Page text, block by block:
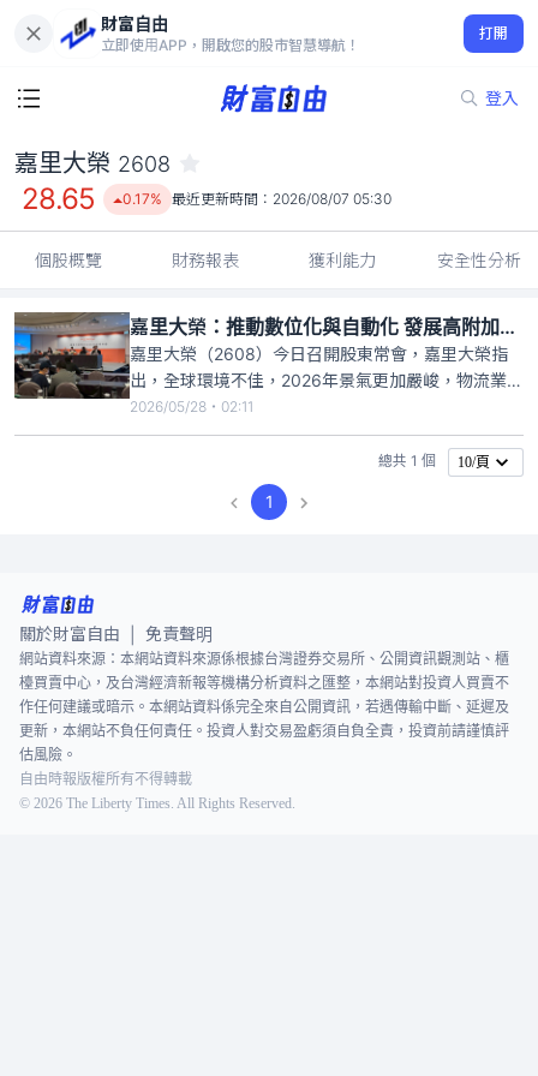
財富自由
立即使用APP，開啟您的股市智慧導航！
打開
登入
28.65
0.17%
嘉里大榮 2608
28.65 0.17% 最近更新時間： 2026/08/07 05:30
個股概覽 財務報表 獲利能力 安全性分析
嘉里大榮：推動數位化與自動化 發展高附加價值物流服務
嘉里大榮（2608）今日召開股東常會，嘉里大榮指
出，全球環境不佳，2026年景氣更加嚴峻，物流業進
入淘汰趨勢，自2024年以來消費型態改變促成電商的
向上發展，亦同時增加配送的困難及成本的增加，司
機人力的缺口更是雪上加霜，為因應市場環境快速變
化，改變經營策略從多元化服務滿足客戶需求，積極
推動數位化與自
2026/05/28・02:11
總共 1 個 10/頁
1
關於財富自由 免責聲明
網站資料來源：本網站資料來源係根據台灣證券交易所、公開資訊觀測站、櫃
檯買賣中心，及台灣經濟新報等機構分析資料之匯整，本網站對投資人買賣不
作任何建議或暗示。本網站資料係完全來自公開資訊，若遇傳輸中斷、延遲及
更新，本網站不負任何責任。投資人對交易盈虧須自負全責，投資前請謹慎評
估風險。
自由時報版權所有不得轉載
© 2026 The Liberty Times. All Rights Reserved.